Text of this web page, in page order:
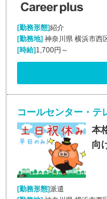
[勤務形態]紹介
[勤務地] 神奈川県 横浜市西
[時給] 1,700円～
本
向
[勤務形態]派遣